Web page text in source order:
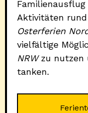
Aktivitäten
Osterferien
vielfältige
NRWzu nutzen
tanken.